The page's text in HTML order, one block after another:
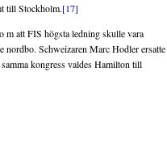
till Stockholm.[17]
att FIS högsta ledning skulle vara
Schweizaren Marc Hodler ersatte
kongress valdes Hamilton till